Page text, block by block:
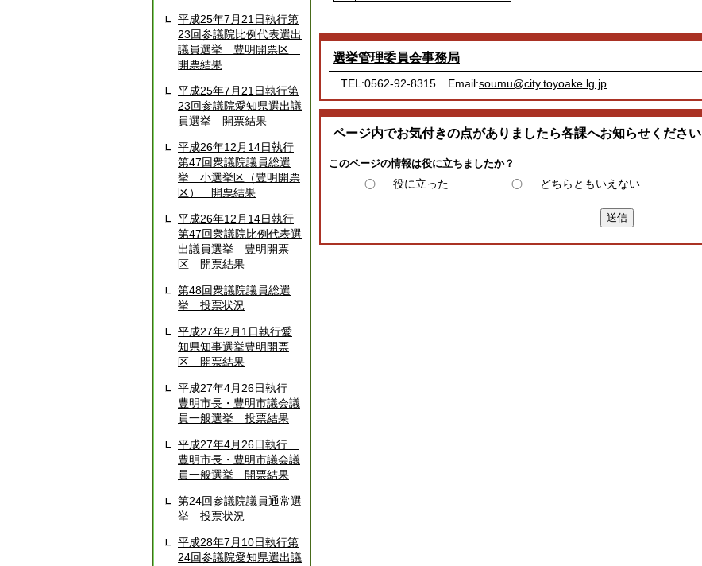
平成25年7月21日執行第
23回参議院比例代表選出
議員選挙 豊明開票区
開票結果
平成25年7月21日執行第
23回参議院愛知県選出議
員選挙 開票結果
平成26年12月14日執行
第47回衆議院議員総選
挙 小選挙区（豊明開票
区） 開票結果
平成26年12月14日執行
第47回衆議院比例代表選
出議員選挙 豊明開票
区 開票結果
第48回衆議院議員総選
挙 投票状況
平成27年2月1日執行愛
知県知事選挙豊明開票
区 開票結果
平成27年4月26日執行
豊明市長・豊明市議会議
員一般選挙 投票結果
平成27年4月26日執行
豊明市長・豊明市議会議
員一般選挙 開票結果
第24回参議院議員通常選
挙 投票状況
平成28年7月10日執行第
24回参議院愛知県選出議
選挙管理委員会事務局
TEL:0562-92-8315 Email:soumu@city.toyoake.lg.jp
ページ内でお気付きの点がありましたら各課へお知らせください
このページの情報は役に立ちましたか？
役に立った どちらともいえない